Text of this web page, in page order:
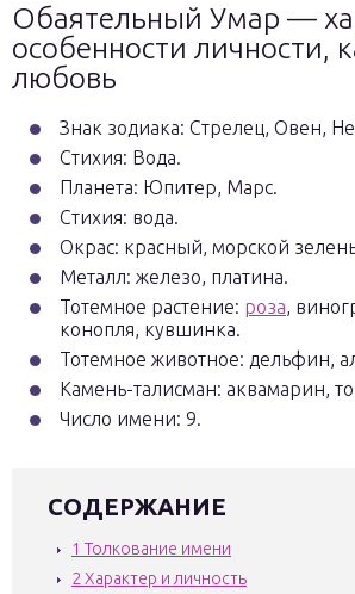
Обаятельный Умар —
особенности личности,
любовь
Знак зодиака: Стрелец, Овен,
Стихия: Вода.
Планета: Юпитер, Марс.
Стихия: вода.
Окрас: красный, морской
Металл: железо, платина.
Тотемное растение: роза,
конопля, кувшинка.
Тотемное животное: дельфин,
Камень-талисман: аквамарин,
Число имени: 9.
СОДЕРЖАНИЕ
1 Толкование имени
2 Характер и личность